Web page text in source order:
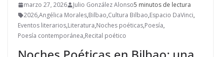
marzo 27, 2026 Julio González Alonso5 minutos de lectura
2026,Angélica Morales,Bilbao,Cultura Bilbao,Espacio DaVinci,
Eventos literarios,Literatura,Noches poéticas,Poesía,
Poesía contemporánea,Recital poético